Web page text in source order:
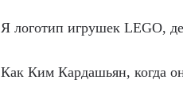
Я логотип игрушек LEGO,
Как Ким Кардашьян, когда